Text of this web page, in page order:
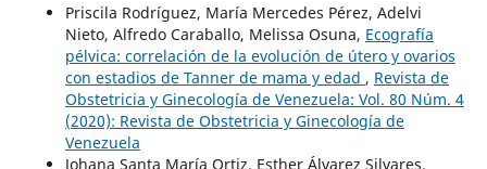
Priscila Rodríguez, María Mercedes Pérez, Adelvi
Nieto, Alfredo Caraballo, Melissa Osuna, Ecografía
pélvica: correlación de la evolución de útero y ovarios
con estadios de Tanner de mama y edad , Revista de
Obstetricia y Ginecología de Venezuela: Vol. 80 Núm. 4
(2020): Revista de Obstetricia y Ginecología de
Venezuela
Johana Santa María Ortiz, Esther Álvarez Silvares,